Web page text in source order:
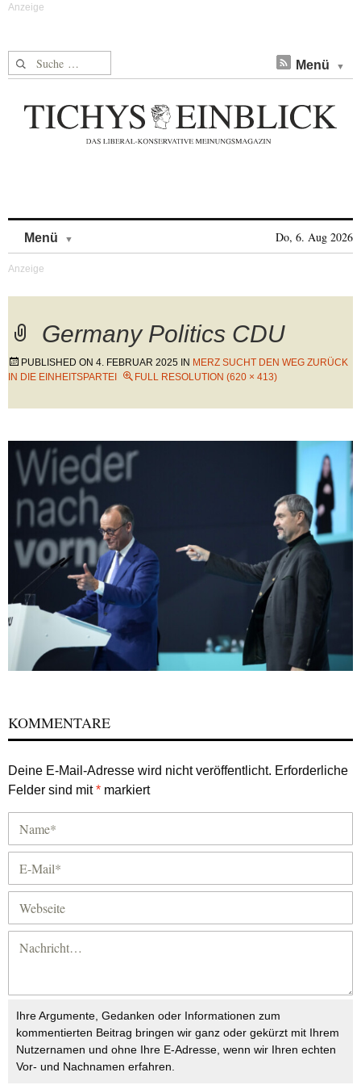
Suche nach: Menü
Menü Do, 6. Aug 2026
Germany Politics CDU
PUBLISHED ON 4. FEBRUAR 2025 IN MERZ SUCHT DEN WEG ZURÜCK
IN DIE EINHEITSPARTEI
FULL RESOLUTION (620 × 413)
KOMMENTARE
Deine E-Mail-Adresse wird nicht veröffentlicht. Erforderliche
Felder sind mit* markiert
Ihre Argumente, Gedanken oder Informationen zum
kommentierten Beitrag bringen wir ganz oder gekürzt mit Ihrem
Nutzernamen und ohne Ihre E-Adresse, wenn wir Ihren echten
Vor- und Nachnamen erfahren.